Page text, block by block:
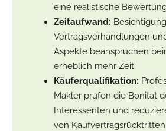
eine realistische
Zeitaufwand:
Vertragsverhandlungen
Aspekte beanspruchen
erheblich mehr Zeit
Käuferqualifikation:
Makler prüfen die Bonität
Interessenten und
von Kaufvertragsrücktritten